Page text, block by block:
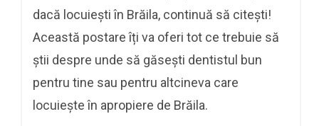
dacă locuiești în Brăila, continuă să citești!
Această postare îți va oferi tot ce trebuie să
știi despre unde să găsești dentistul bun
pentru tine sau pentru altcineva care
locuiește în apropiere de Brăila.